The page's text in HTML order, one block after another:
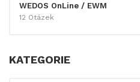
WEDOS OnLine / EWM
12 Otázek
KATEGORIE